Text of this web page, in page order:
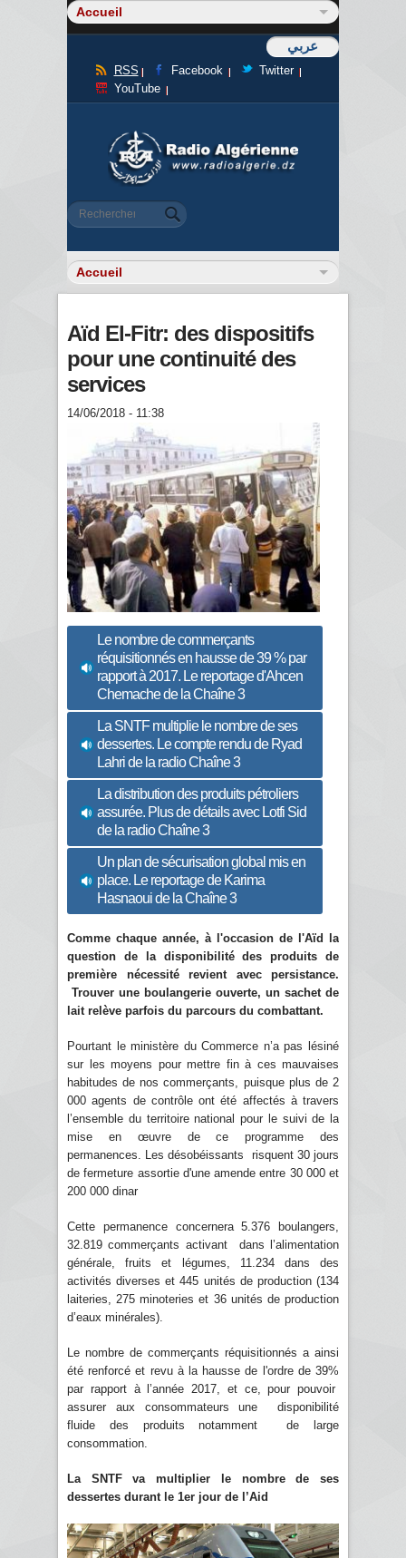
عربي
RSS Facebook
Twitter
YouTube
Formulaire de recherche
Rechercher
Aïd El-Fitr: des dispositifs
pour une continuité des
services
14/06/2018 - 11:38
Le nombre de commerçants
réquisitionnés en hausse de 39 % par
rapport à 2017. Le reportage d'Ahcen
Chemache de la Chaîne 3
La SNTF multiplie le nombre de ses
dessertes. Le compte rendu de Ryad
Lahri de la radio Chaîne 3
La distribution des produits pétroliers
assurée. Plus de détails avec Lotfi Sid
de la radio Chaîne 3
Un plan de sécurisation global mis en
place. Le reportage de Karima
Hasnaoui de la Chaîne 3
Comme chaque année, à l'occasion de l'Aïd la
question de la disponibilité des produits de
première nécessité revient avec persistance.
Trouver une boulangerie ouverte, un sachet de
lait relève parfois du parcours du combattant.
Pourtant le ministère du Commerce n’a pas lésiné
sur les moyens pour mettre fin à ces mauvaises
habitudes de nos commerçants, puisque plus de 2
000 agents de contrôle ont été affectés à travers
l’ensemble du territoire national pour le suivi de la
mise en œuvre de ce programme des
permanences. Les désobéissants risquent 30 jours
de fermeture assortie d'une amende entre 30 000 et
200 000 dinar
Cette permanence concernera 5.376 boulangers,
32.819 commerçants activant dans l’alimentation
générale, fruits et légumes, 11.234 dans des
activités diverses et 445 unités de production (134
laiteries, 275 minoteries et 36 unités de production
d’eaux minérales).
Le nombre de commerçants réquisitionnés a ainsi
été renforcé et revu à la hausse de l'ordre de 39%
par rapport à l’année 2017, et ce, pour pouvoir
assurer aux consommateurs une disponibilité
fluide des produits notamment de large
consommation.
La SNTF va multiplier le nombre de ses
dessertes durant le 1er jour de l’Aid